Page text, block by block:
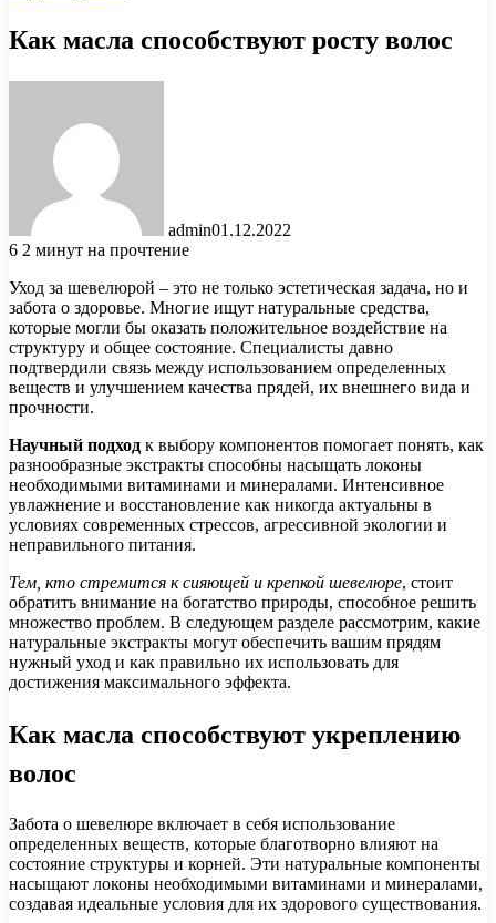
Как масла способствуют росту волос
admin01.12.2022
6 2 минут на прочтение
Уход за шевелюрой – это не только эстетическая задача, но и
забота о здоровье. Многие ищут натуральные средства,
которые могли бы оказать положительное воздействие на
структуру и общее состояние. Специалисты давно
подтвердили связь между использованием определенных
веществ и улучшением качества прядей, их внешнего вида и
прочности.
Научный подход к выбору компонентов помогает понять, как
разнообразные экстракты способны насыщать локоны
необходимыми витаминами и минералами. Интенсивное
увлажнение и восстановление как никогда актуальны в
условиях современных стрессов, агрессивной экологии и
неправильного питания.
Тем, кто стремится к сияющей и крепкой шевелюре, стоит
обратить внимание на богатство природы, способное решить
множество проблем. В следующем разделе рассмотрим, какие
натуральные экстракты могут обеспечить вашим прядям
нужный уход и как правильно их использовать для
достижения максимального эффекта.
Как масла способствуют укреплению
волос
Забота о шевелюре включает в себя использование
определенных веществ, которые благотворно влияют на
состояние структуры и корней. Эти натуральные компоненты
насыщают локоны необходимыми витаминами и минералами,
создавая идеальные условия для их здорового существования.